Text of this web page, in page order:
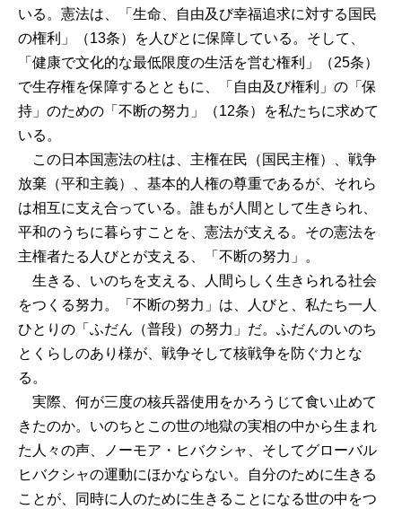
いる。憲法は、「生命、自由及び幸福追求に対する国民
の権利」（13条）を人びとに保障している。そして、
「健康で文化的な最低限度の生活を営む権利」（25条）
で生存権を保障するとともに、「自由及び権利」の「保
持」のための「不断の努力」（12条）を私たちに求めて
いる。
この日本国憲法の柱は、主権在民（国民主権）、戦争
放棄（平和主義）、基本的人権の尊重であるが、それら
は相互に支え合っている。誰もが人間として生きられ、
平和のうちに暮らすことを、憲法が支える。その憲法を
主権者たる人びとが支える、「不断の努力」。
生きる、いのちを支える、人間らしく生きられる社会
をつくる努力。「不断の努力」は、人びと、私たち一人
ひとりの「ふだん（普段）の努力」だ。ふだんのいのち
とくらしのあり様が、戦争そして核戦争を防ぐ力とな
る。
実際、何が三度の核兵器使用をかろうじて食い止めて
きたのか。いのちとこの世の地獄の実相の中から生まれ
た人々の声、ノーモア・ヒバクシャ、そしてグローバル
ヒバクシャの運動にほかならない。自分のために生きる
ことが、同時に人のために生きることになる世の中をつ